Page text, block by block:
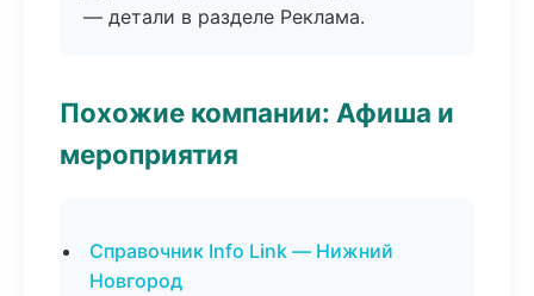
— детали в разделе Реклама.
Похожие компании: Афиша и
мероприятия
Справочник Info Link — Нижний
Новгород